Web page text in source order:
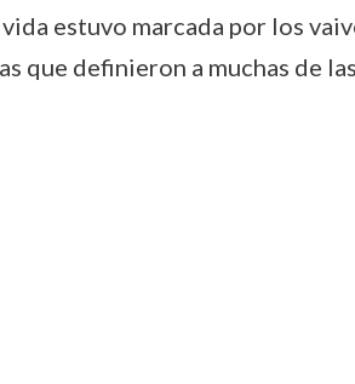
estuvo marcada por los
que definieron a muchas de